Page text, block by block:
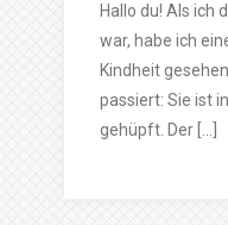
Hallo du! Als ich
war, habe ich
Kindheit
passiert: Sie ist
gehüpft. Der […]